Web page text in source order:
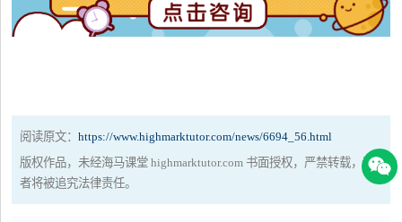
阅读原文：https://www.highmarktutor.com/news/6694_56.html
版权作品，未经海马课堂 highmarktutor.com 书面授权，严禁转载，违
者将被追究法律责任。